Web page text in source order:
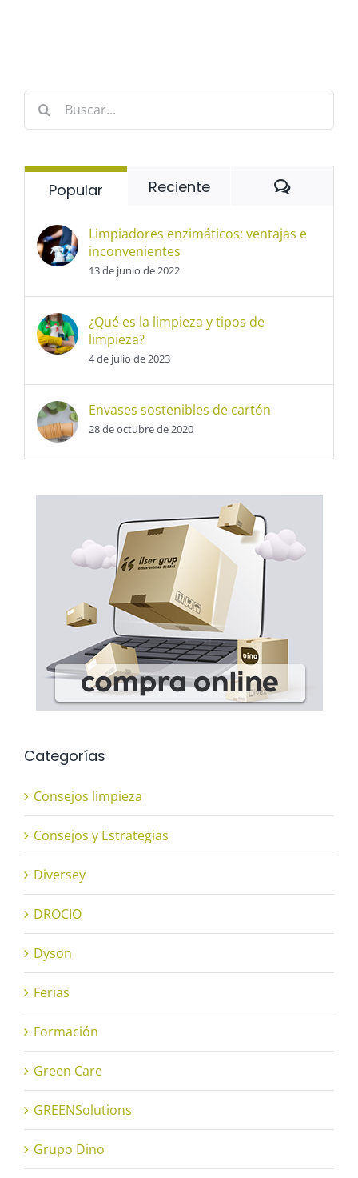
Buscar:
Popular Reciente
Limpiadores enzimáticos: ventajas e
inconvenientes
13 de junio de 2022
¿Qué es la limpieza y tipos de
limpieza?
4 de julio de 2023
Envases sostenibles de cartón
28 de octubre de 2020
Categorías
Consejos limpieza
Consejos y Estrategias
Diversey
DROCIO
Dyson
Ferias
Formación
Green Care
GREENSolutions
Grupo Dino